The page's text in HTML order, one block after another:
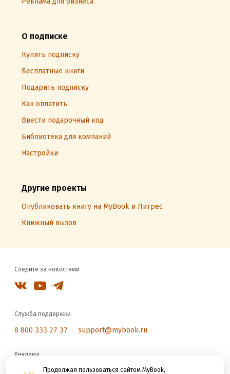
Продолжая пользоваться сайтом MyBook,
О подписке
Купить подписку
Бесплатные книги
Подарить подписку
Как оплатить
Ввести подарочный код
Библиотека для компаний
Настройки
Другие проекты
Опубликовать книгу на MyBook и Литрес
Книжный вызов
Следите за новостями
Служба поддержки
8 800 333 27 37 support@mybook.ru
Реклама
reklama@litres.ru